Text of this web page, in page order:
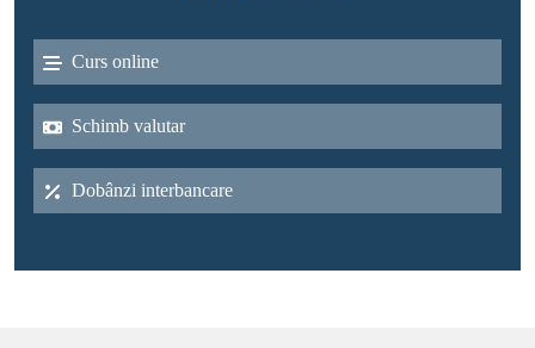
Curs online
Schimb valutar
Dobânzi interbancare